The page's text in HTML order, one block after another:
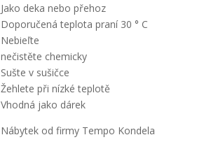
Jako deka nebo přehoz
Doporučená teplota praní 30 ° C
Nebieľte
nečistěte chemicky
Sušte v sušičce
Žehlete při nízké teplotě
Vhodná jako dárek
Nábytek od firmy Tempo Kondela